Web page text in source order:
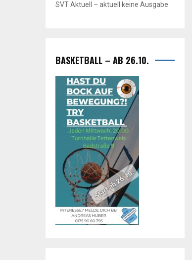
SVT Aktuell – aktuell keine Ausgabe
BASKETBALL – AB 26.10.